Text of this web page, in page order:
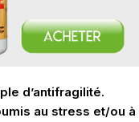
d’antifragilité.
au stress et/ou à